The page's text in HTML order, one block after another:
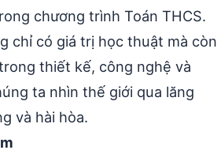
chương trình Toán THCS.
chỉ có giá trị học thuật mà còn
thiết kế, công nghệ và
ta nhìn thế giới qua lăng
và hài hòa.